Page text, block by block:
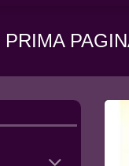
PRIMA